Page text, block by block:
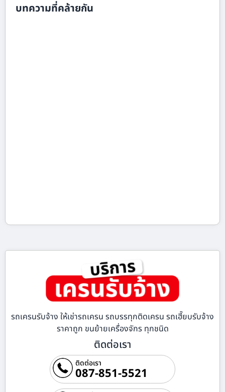
บทความที่คล้ายกัน
รถเครนรับจ้าง ให้เช่ารถเครน รถบรรทุกติดเครน รถเฮี๊ยบรับจ้าง
ราคาถูก ขนย้ายเครื่องจักร ทุกชนิด
ติดต่อเรา
ติดต่อเรา
087-851-5521